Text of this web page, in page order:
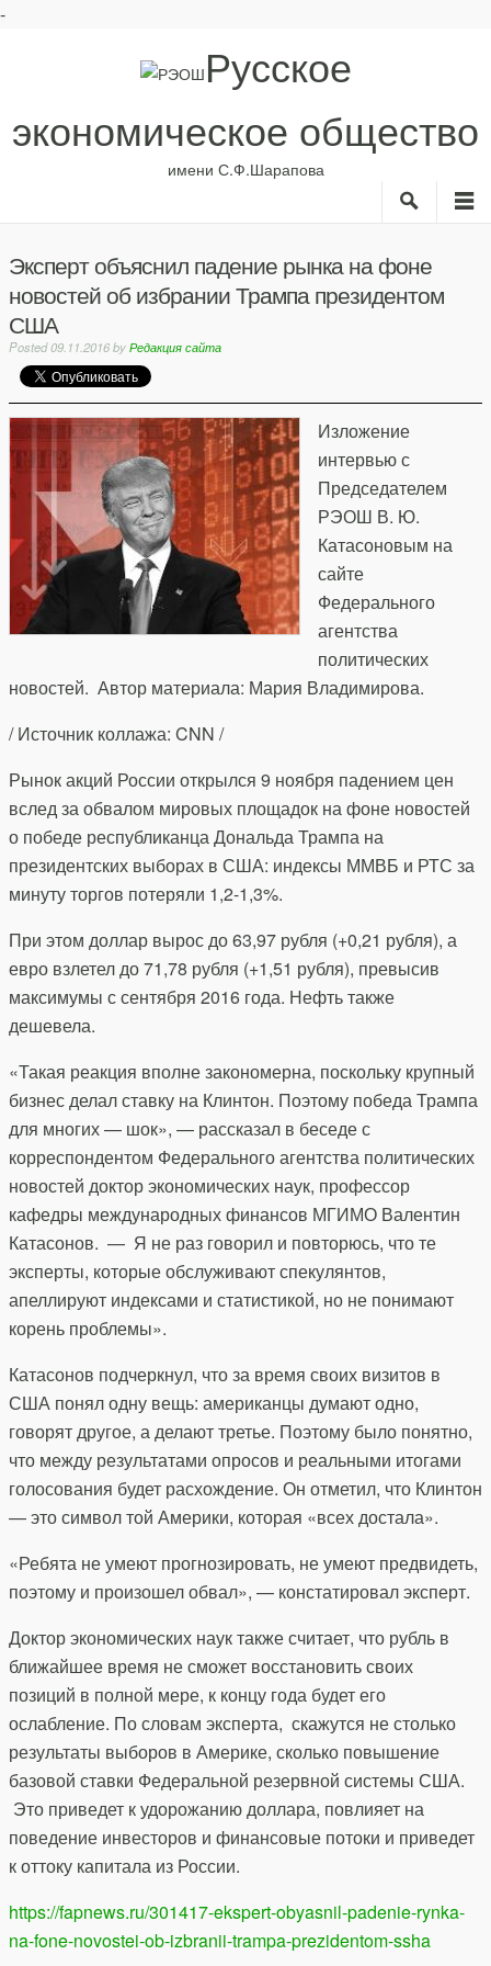
-
Русское
экономическое общество
имени С.Ф.Шарапова
Search
Авторы Библиотека
Анонсы
Эксперт объяснил падение рынка на фоне
новостей об избрании Трампа президентом
США
Posted09.11.2016byРедакция сайта
Изложение
интервью с
Председателем
РЭОШ В. Ю.
Катасоновым на
сайте
Федерального
агентства
политических
новостей. Автор материала: Мария Владимирова.
/ Источник коллажа: CNN /
Рынок акций России открылся 9 ноября падением цен
вслед за обвалом мировых площадок на фоне новостей
о победе республиканца Дональда Трампа на
президентских выборах в США: индексы ММВБ и РТС за
минуту торгов потеряли 1,2-1,3%.
При этом доллар вырос до 63,97 рубля (+0,21 рубля), а
евро взлетел до 71,78 рубля (+1,51 рубля), превысив
максимумы с сентября 2016 года. Нефть также
дешевела.
«Такая реакция вполне закономерна, поскольку крупный
бизнес делал ставку на Клинтон. Поэтому победа Трампа
для многих — шок», — рассказал в беседе с
корреспондентом Федерального агентства политических
новостей доктор экономических наук, профессор
кафедры международных финансов МГИМО Валентин
Катасонов. — Я не раз говорил и повторюсь, что те
эксперты, которые обслуживают спекулянтов,
апеллируют индексами и статистикой, но не понимают
корень проблемы».
Катасонов подчеркнул, что за время своих визитов в
США понял одну вещь: американцы думают одно,
говорят другое, а делают третье. Поэтому было понятно,
что между результатами опросов и реальными итогами
голосования будет расхождение. Он отметил, что Клинтон
— это символ той Америки, которая «всех достала».
«Ребята не умеют прогнозировать, не умеют предвидеть,
поэтому и произошел обвал», — констатировал эксперт.
Доктор экономических наук также считает, что рубль в
ближайшее время не сможет восстановить своих
позиций в полной мере, к концу года будет его
ослабление. По словам эксперта, скажутся не столько
результаты выборов в Америке, сколько повышение
базовой ставки Федеральной резервной системы США.
Это приведет к удорожанию доллара, повлияет на
поведение инвесторов и финансовые потоки и приведет
к оттоку капитала из России.
https://fapnews.ru/301417-ekspert-obyasnil-padenie-rynka-
na-fone-novostei-ob-izbranii-trampa-prezidentom-ssha